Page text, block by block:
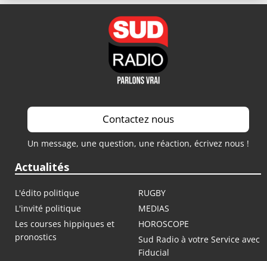
Contactez nous
Un message, une question, une réaction, écrivez nous !
Actualités
L'édito politique
RUGBY
L'invité politique
MEDIAS
Les courses hippiques et
pronostics
HOROSCOPE
Sud Radio à votre Service avec
Fiducial